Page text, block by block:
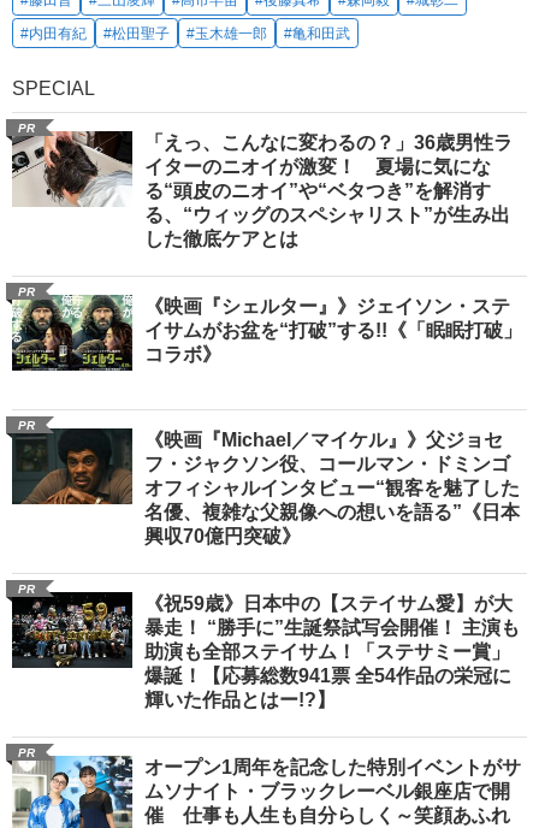
#内田有紀
#松田聖子 #玉木雄一郎 #亀和田武
SPECIAL
PR
「えっ、こんなに変わるの？」36歳男性ラ
イターのニオイが激変！ 夏場に気にな
る“頭皮のニオイ”や“ベタつき”を解消す
る、“ウィッグのスペシャリスト”が生み出
した徹底ケアとは
PR
《映画『シェルター』》ジェイソン・ステ
イサムがお盆を“打破”する!!《「眠眠打破」
コラボ》
PR
《映画『Michael／マイケル』》父ジョセ
フ・ジャクソン役、コールマン・ドミンゴ
オフィシャルインタビュー“観客を魅了した
名優、複雑な父親像への想いを語る”《日本
興収70億円突破》
PR
《祝59歳》日本中の【ステイサム愛】が大
暴走！ “勝手に”生誕祭試写会開催！ 主演も
助演も全部ステイサム！「ステサミー賞」
爆誕！【応募総数941票 全54作品の栄冠に
輝いた作品とはー!?】
PR
オープン1周年を記念した特別イベントがサ
ムソナイト・ブラックレーベル銀座店で開
催 仕事も人生も自分らしく～笑顔あふれ